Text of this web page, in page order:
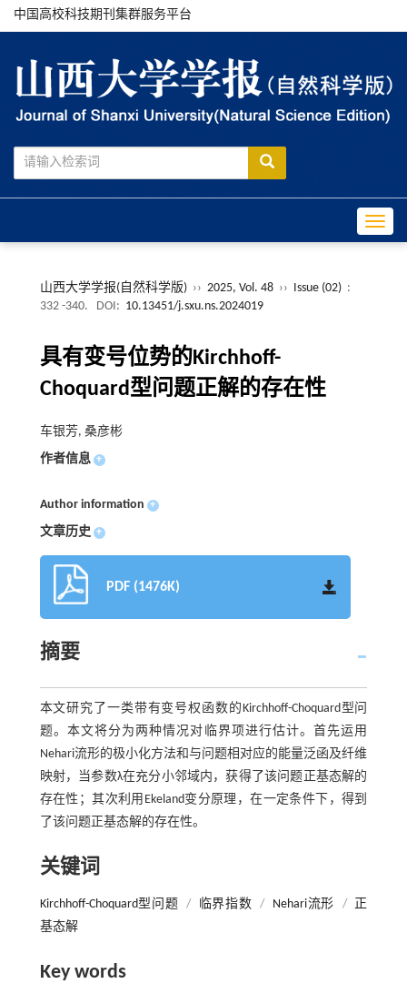
中国高校科技期刊集群服务平台
山西大学学报(自然科学版) ›› 2025, Vol. 48 ›› Issue (02) :
332 -340.
DOI: 10.13451/j.sxu.ns.2024019
具有变号位势的Kirchhoff-
Choquard型问题正解的存在性
车银芳, 桑彦彬
作者信息 +
Author information +
文章历史 +
PDF (1476K)
摘要
本文研究了一类带有变号权函数的Kirchhoff-Choquard型问
题。本文将分为两种情况对临界项进行估计。首先运用
Nehari流形的极小化方法和与问题相对应的能量泛函及纤维
映射，当参数λ在充分小邻域内，获得了该问题正基态解的
存在性；其次利用Ekeland变分原理，在一定条件下，得到
了该问题正基态解的存在性。
关键词
Kirchhoff-Choquard型问题 / 临界指数 / Nehari流形 /
正
基态解
Key words